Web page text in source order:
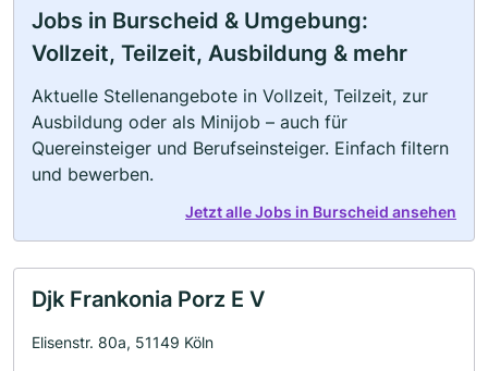
Jobs in Burscheid & Umgebung:
Vollzeit, Teilzeit, Ausbildung & mehr
Aktuelle Stellenangebote in Vollzeit, Teilzeit, zur
Ausbildung oder als Minijob – auch für
Quereinsteiger und Berufseinsteiger. Einfach filtern
und bewerben.
Jetzt alle Jobs in Burscheid ansehen
Djk Frankonia Porz E V
Elisenstr. 80a, 51149 Köln